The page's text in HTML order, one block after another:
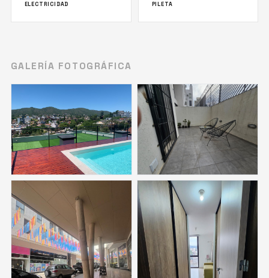
ELECTRICIDAD PILETA
GALERÍA FOTOGRÁFICA